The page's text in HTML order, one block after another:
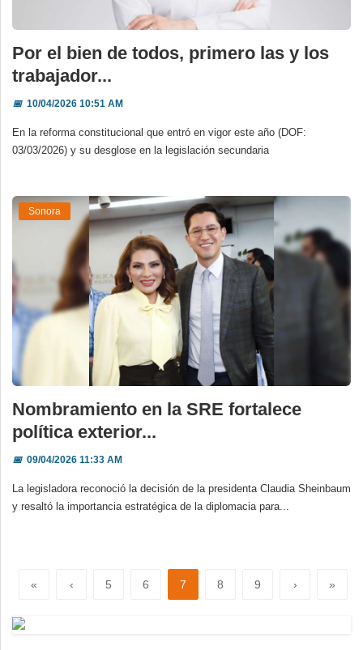
Por el bien de todos, primero las y los
trabajador...
📅10/04/2026 10:51 AM
En la reforma constitucional que entró en vigor este año (DOF:
03/03/2026) y su desglose en la legislación secundaria
Sonora
Nombramiento en la SRE fortalece
política exterior...
📅09/04/2026 11:33 AM
La legisladora reconoció la decisión de la presidenta Claudia Sheinbaum
y resaltó la importancia estratégica de la diplomacia para...
« ‹ 5 6 7 8 9 › »